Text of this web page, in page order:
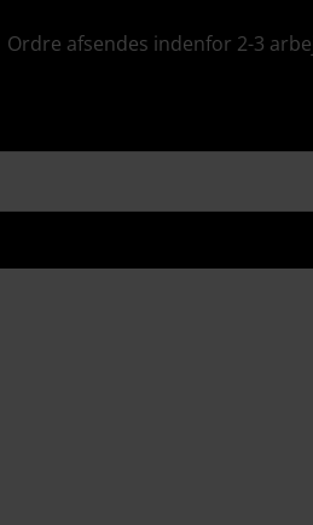
Ordre afsendes indenfor 2-3